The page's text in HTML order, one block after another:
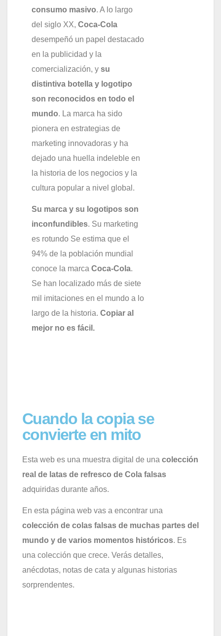
consumo masivo. A lo largo
del siglo XX,Coca-Cola
desempeñó un papel destacado
en la publicidad y la
comercialización, ysu
distintiva botella y logotipo
son reconocidos en todo el
mundo. La marca ha sido
pionera en estrategias de
marketing innovadoras y ha
dejado una huella indeleble en
la historia de los negocios y la
cultura popular a nivel global.
Su marca y su logotipos son
inconfundibles. Su marketing
es rotundo Se estima que el
94% de la población mundial
conoce la marcaCoca-Cola.
Se han localizado más de siete
mil imitaciones en el mundo a lo
largo de la historia.Copiar al
mejor no es fácil.
Cuando la copia se
convierte en mito
Esta web es una muestra digital de una colección
real de latas de refresco de Cola falsas
adquiridas durante años.
En esta página web vas a encontrar una
colección de colas falsas de muchas partes del
mundo y de varios momentos históricos. Es
una colección que crece. Verás detalles,
anécdotas, notas de cata y algunas historias
sorprendentes.